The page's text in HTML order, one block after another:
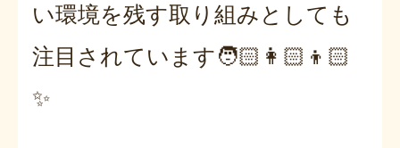
い環境を残す取り組みとしても
注目されています🧑🏻‍👩🏻‍👦🏻
✨